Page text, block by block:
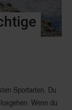
Sportarten. Du
Wenn du